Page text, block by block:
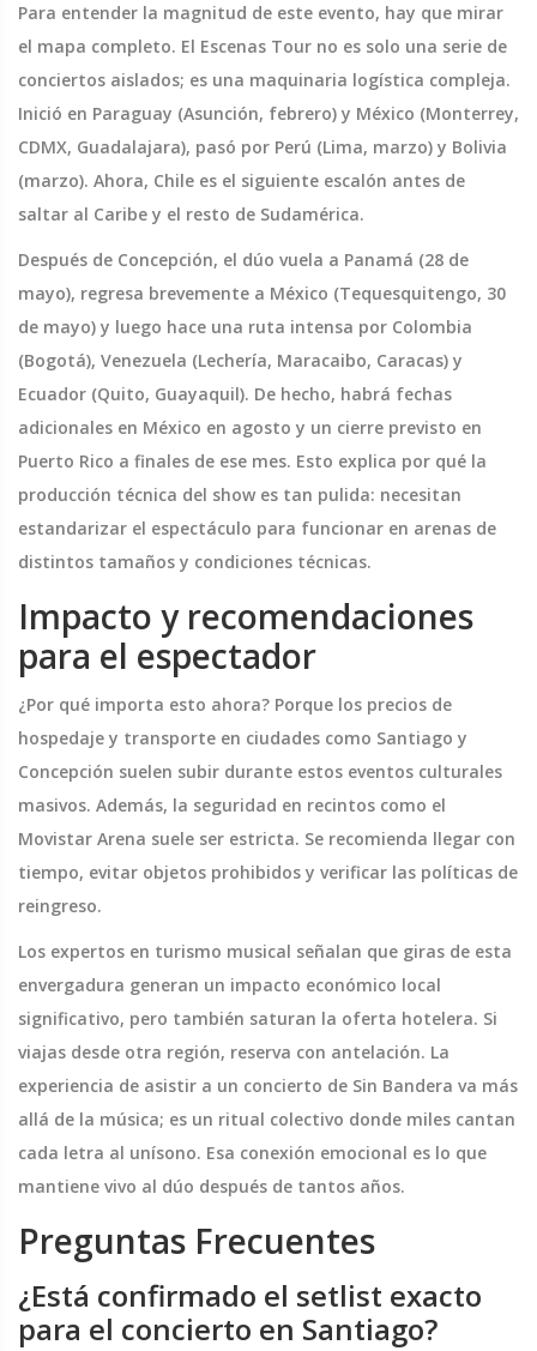
Para entender la magnitud de este evento, hay que mirar
el mapa completo. El Escenas Tour no es solo una serie de
conciertos aislados; es una maquinaria logística compleja.
Inició en Paraguay (Asunción, febrero) y México (Monterrey,
CDMX, Guadalajara), pasó por Perú (Lima, marzo) y Bolivia
(marzo). Ahora, Chile es el siguiente escalón antes de
saltar al Caribe y el resto de Sudamérica.
Después de Concepción, el dúo vuela a Panamá (28 de
mayo), regresa brevemente a México (Tequesquitengo, 30
de mayo) y luego hace una ruta intensa por Colombia
(Bogotá), Venezuela (Lechería, Maracaibo, Caracas) y
Ecuador (Quito, Guayaquil). De hecho, habrá fechas
adicionales en México en agosto y un cierre previsto en
Puerto Rico a finales de ese mes. Esto explica por qué la
producción técnica del show es tan pulida: necesitan
estandarizar el espectáculo para funcionar en arenas de
distintos tamaños y condiciones técnicas.
Impacto y recomendaciones
para el espectador
¿Por qué importa esto ahora? Porque los precios de
hospedaje y transporte en ciudades como Santiago y
Concepción suelen subir durante estos eventos culturales
masivos. Además, la seguridad en recintos como el
Movistar Arena suele ser estricta. Se recomienda llegar con
tiempo, evitar objetos prohibidos y verificar las políticas de
reingreso.
Los expertos en turismo musical señalan que giras de esta
envergadura generan un impacto económico local
significativo, pero también saturan la oferta hotelera. Si
viajas desde otra región, reserva con antelación. La
experiencia de asistir a un concierto de Sin Bandera va más
allá de la música; es un ritual colectivo donde miles cantan
cada letra al unísono. Esa conexión emocional es lo que
mantiene vivo al dúo después de tantos años.
Preguntas Frecuentes
¿Está confirmado el setlist exacto
para el concierto en Santiago?